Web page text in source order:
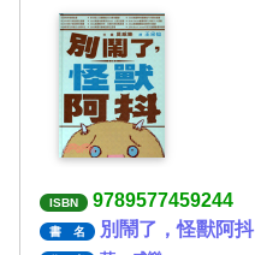
ISBN 9789577459244
書 名 別鬧了，怪獸阿抖